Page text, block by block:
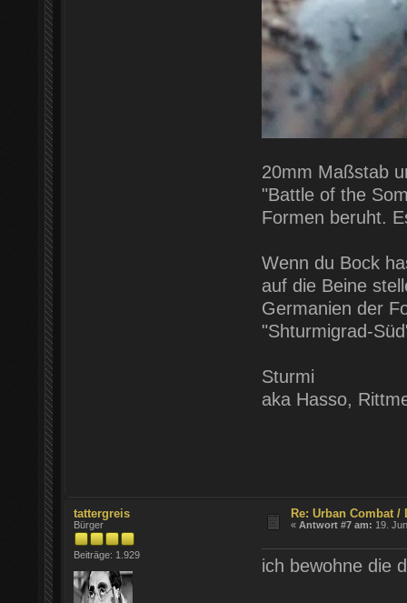
20mm Maßstab
"Battle of the
Formen beruht.
Wenn du Bock
auf die Beine
Germanien der
"Shturmigrad-
Sturmi
aka Hasso,
tattergreis
Bürger
Beiträge: 1.929
Re: Urban Combat
«Antwort #7 am: 19.
ich bewohne die